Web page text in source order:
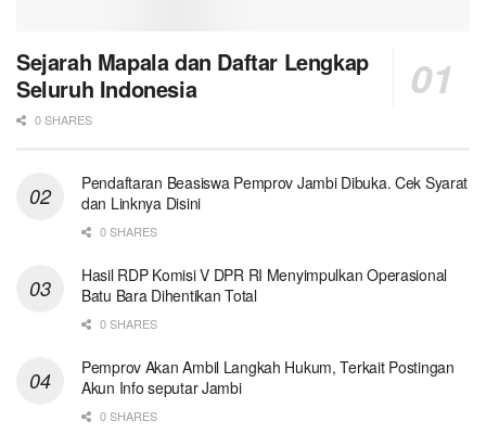
Sejarah Mapala dan Daftar Lengkap
Seluruh Indonesia
0 SHARES
Pendaftaran Beasiswa Pemprov Jambi Dibuka. Cek Syarat
dan Linknya Disini
0 SHARES
Hasil RDP Komisi V DPR RI Menyimpulkan Operasional
Batu Bara Dihentikan Total
0 SHARES
Pemprov Akan Ambil Langkah Hukum, Terkait Postingan
Akun Info seputar Jambi
0 SHARES